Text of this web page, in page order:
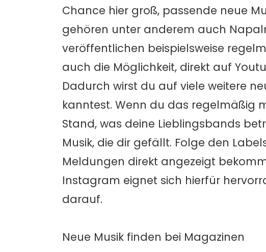
Chance hier groß, passende neue
gehören unter anderem auch
veröffentlichen beispielsweise
auch die Möglichkeit, direkt auf
Dadurch wirst du auf viele weitere
kanntest. Wenn du das regelmäßig
Stand, was deine Lieblingsbands
Musik, die dir gefällt. Folge den
Meldungen direkt angezeigt
Instagram eignet sich hierfür
darauf.
Neue Musik finden bei Magazinen